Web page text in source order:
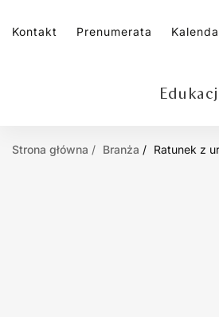
Kontakt Prenumerata
Strona główna Branża Ratunek z